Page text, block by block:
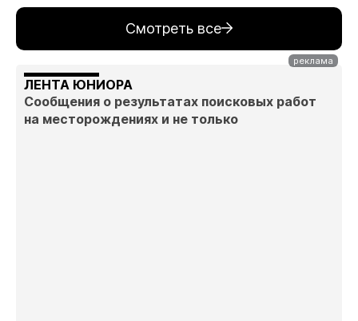
Смотреть все
ЛЕНТА ЮНИОРА
Сообщения о результатах поисковых работ
на месторождениях и не только